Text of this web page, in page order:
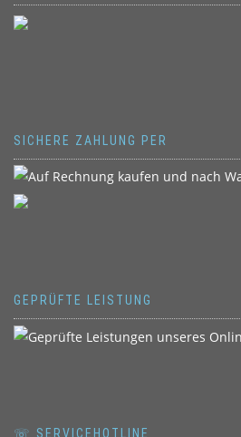
SICHERE ZAHLUNG PER
GEPRÜFTE LEISTUNG
☏ SERVICEHOTLINE